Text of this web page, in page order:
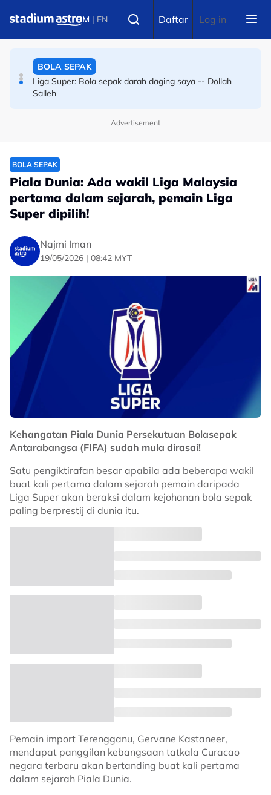
BM | EN Daftar Log in
Bola sepak Korea Selatan goncang lagi, hiburan seks
BOLA SEPAK
Liga Super: Bola sepak darah daging saya -- Dollah
Salleh
Advertisement
BOLA SEPAK
Piala Dunia: Ada wakil Liga Malaysia
pertama dalam sejarah, pemain Liga
Super dipilih!
Najmi Iman
19/05/2026 | 08:42 MYT
Kehangatan Piala Dunia Persekutuan Bolasepak
Antarabangsa (FIFA) sudah mula dirasai!
Satu pengiktirafan besar apabila ada beberapa wakil
buat kali pertama dalam sejarah pemain daripada
Liga Super akan beraksi dalam kejohanan bola sepak
paling berprestij di dunia itu.
Pemain import Terengganu, Gervane Kastaneer,
mendapat panggilan kebangsaan tatkala Curacao
negara terbaru akan bertanding buat kali pertama
dalam sejarah Piala Dunia.